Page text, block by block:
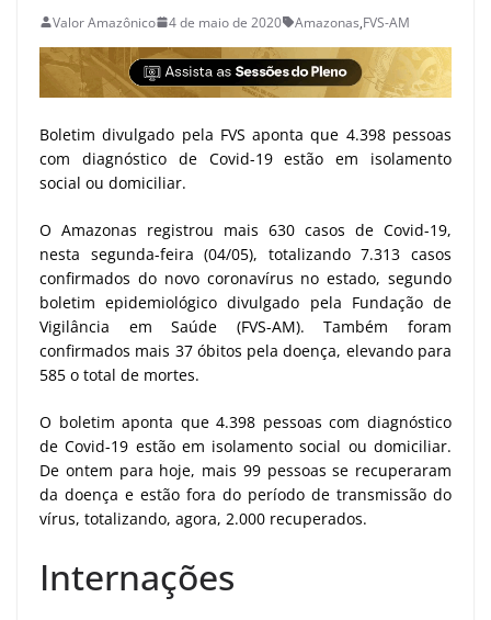
Valor Amazônico 4 de maio de 2020 Amazonas,FVS-AM
Boletim divulgado pela FVS aponta que 4.398 pessoas
com diagnóstico de Covid-19 estão em isolamento
social ou domiciliar.
O Amazonas registrou mais 630 casos de Covid-19,
nesta segunda-feira (04/05), totalizando 7.313 casos
confirmados do novo coronavírus no estado, segundo
boletim epidemiológico divulgado pela Fundação de
Vigilância em Saúde (FVS-AM). Também foram
confirmados mais 37 óbitos pela doença, elevando para
585 o total de mortes.
O boletim aponta que 4.398 pessoas com diagnóstico
de Covid-19 estão em isolamento social ou domiciliar.
De ontem para hoje, mais 99 pessoas se recuperaram
da doença e estão fora do período de transmissão do
vírus, totalizando, agora, 2.000 recuperados.
Internações